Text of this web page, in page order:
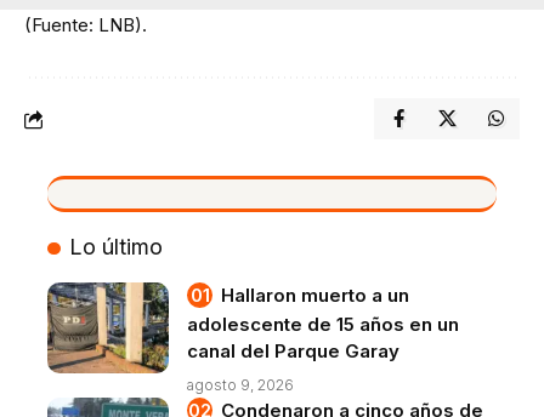
(Fuente: LNB).
VIVO
Lo último
Hallaron muerto a un
adolescente de 15 años en un
canal del Parque Garay
agosto 9, 2026
Condenaron a cinco años de